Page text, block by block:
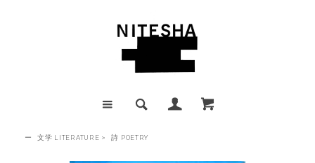
ー 文学 LITERATURE > 詩 POETRY